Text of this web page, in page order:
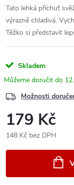
Tato lehká příchuť
výrazně chladivá.
Těžko si představit
Skladem
Možnosti
179 Kč
148 Kč bez DPH